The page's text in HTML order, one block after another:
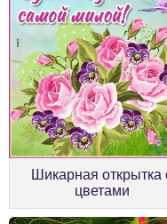
Шикарная открытка
цветами